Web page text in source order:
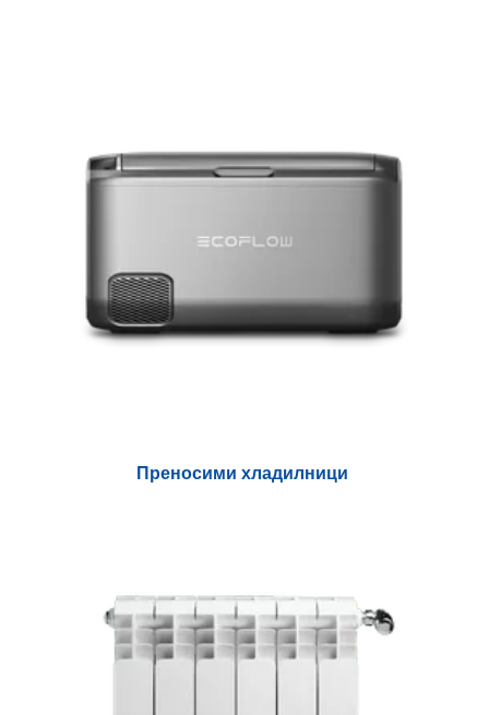
Преносими хладилници